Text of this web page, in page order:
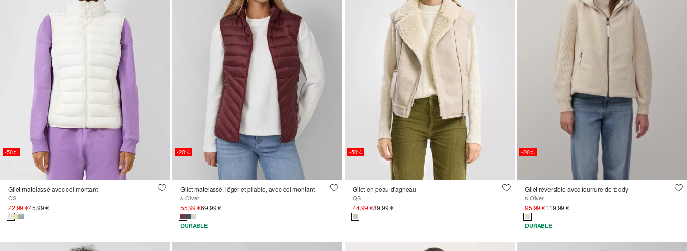
-50%
Gilet matelassé avec col montant
QS
22,99 €45,99 €
-20%
Gilet matelassé, léger et pliable, avec col montant
s.Oliver
55,99 €69,99 €
DURABLE
-50%
Gilet en peau d'agneau
QS
44,99 €89,99 €
-20%
Gilet réversible avec fourrure de teddy
s.Oliver
95,99 €119,99 €
DURABLE